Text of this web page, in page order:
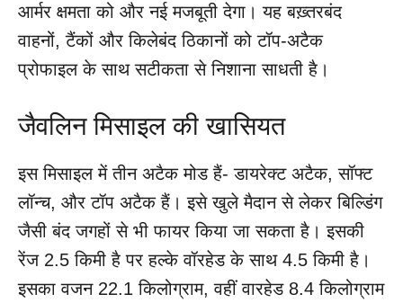
आर्मर क्षमता को और नई मजबूती देगा। यह बख़्तरबंद
वाहनों, टैंकों और किलेबंद ठिकानों को टॉप-अटैक
प्रोफाइल के साथ सटीकता से निशाना साधती है।
जैवलिन मिसाइल की खासियत
इस मिसाइल में तीन अटैक मोड हैं- डायरेक्ट अटैक, सॉफ्ट
लॉन्च, और टॉप अटैक हैं। इसे खुले मैदान से लेकर बिल्डिंग
जैसी बंद जगहों से भी फायर किया जा सकता है। इसकी
रेंज 2.5 किमी है पर हल्के वॉरहेड के साथ 4.5 किमी है।
इसका वजन 22.1 किलोग्राम, वहीं वारहेड 8.4 किलोग्राम